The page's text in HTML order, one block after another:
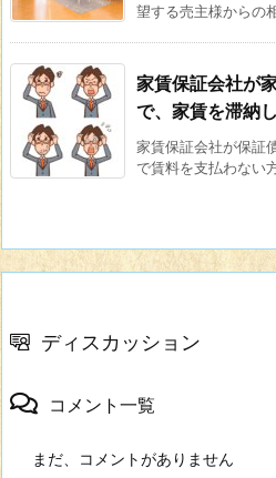
望する売主様からの
家賃保証会社が
で、家賃を滞納
家賃保証会社が保証
で賃料を支払わない
ディスカッション
コメント一覧
まだ、コメントがありません